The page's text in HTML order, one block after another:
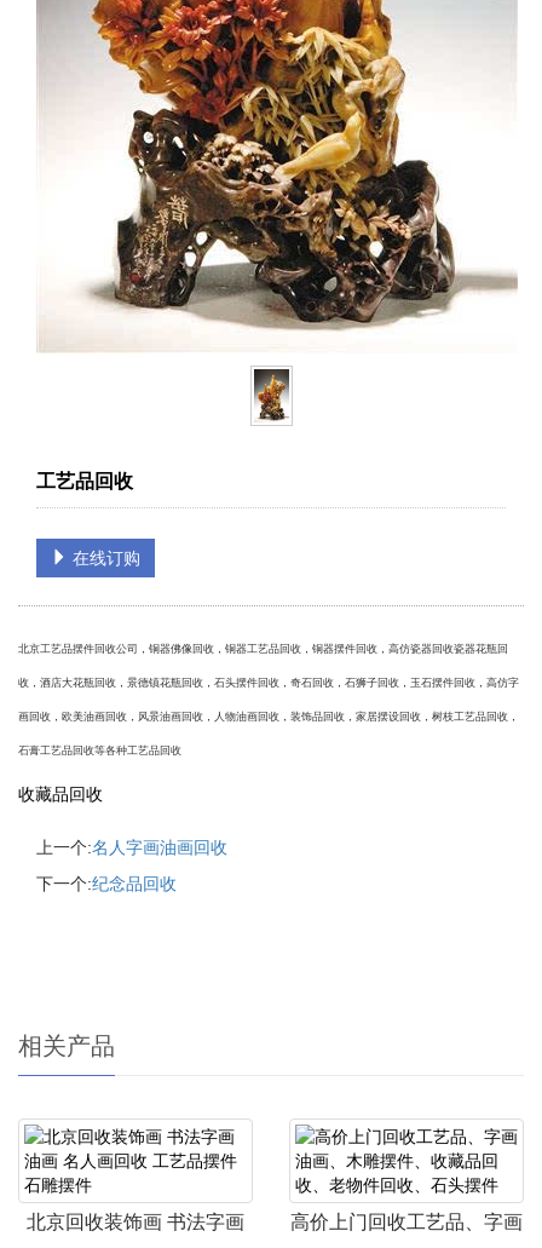
工艺品回收
在线订购
北京工艺品摆件回收公司，铜器佛像回收，铜器工艺品回收，铜器摆件回收，高仿瓷器回收瓷器花瓶回
收，酒店大花瓶回收，景德镇花瓶回收，石头摆件回收，奇石回收，石狮子回收，玉石摆件回收，高仿字
画回收，欧美油画回收，风景油画回收，人物油画回收，装饰品回收，家居摆设回收，树枝工艺品回收，
石膏工艺品回收等各种工艺品回收
收藏品回收
上一个:名人字画油画回收
下一个:纪念品回收
相关产品
北京回收装饰画 书法字画
高价上门回收工艺品、字画